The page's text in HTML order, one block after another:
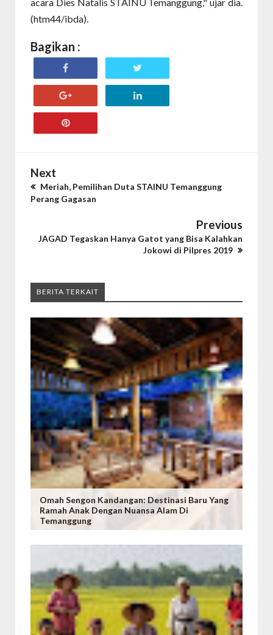
(htm44/ibda).
Bagikan :
Next
Meriah, Pemilihan Duta STAINU Temanggung
Perang Gagasan
Previous
JAGAD Tegaskan Hanya Gatot yang Bisa Kalahkan
Jokowi di Pilpres 2019
BERITA TERKAIT
Omah Sengon Kandangan: Destinasi Baru Yang
Ramah Anak Dengan Nuansa Alam Di
Temanggung